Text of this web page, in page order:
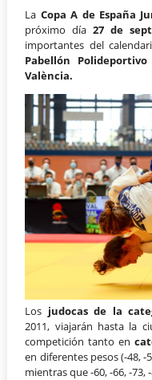
La Copa A de España
próximo día 27 de
importantes del
Pabellón Polideportivo
València.
Los judocas de la
2011, viajarán hasta la
competición tanto en
en diferentes pesos (-48, -
mientras que -60, -66, -73,